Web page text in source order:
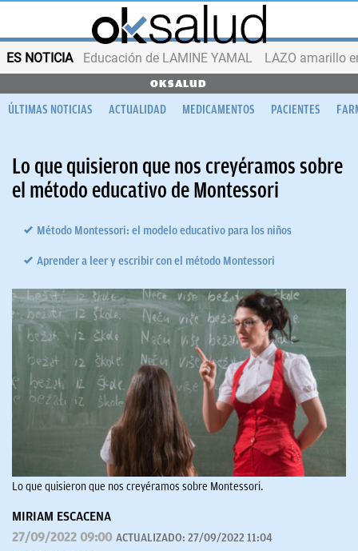
ES NOTICIA Educación de LAMINE YAMAL LAZO amarillo
OKSALUD
ÚLTIMAS NOTICIAS ACTUALIDAD MEDICAMENTOS PACIENTES
Lo que quisieron que nos creyéramos sobre
el método educativo de Montessori
Método Montessori: el modelo educativo para los niños
Aprender a leer y escribir con el método Montessori
Lo que quisieron que nos creyéramos sobre Montessori.
MIRIAM ESCACENA
27/09/2022 09:00 ACTUALIZADO: 27/09/2022 11:04